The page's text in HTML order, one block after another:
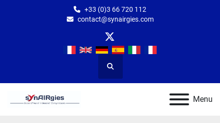
+33 (0)3 66 720 112
contact@synairgies.com
twitter
Rechercher
Menu